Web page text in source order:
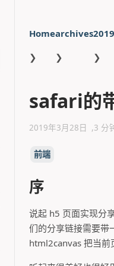
Home
❯
archives
❯
2019
❯
safari的
2019年3月28日 3 分
前端
序
说起 h5 页面实现分
们的分享链接需要带
html2canvas 把当前